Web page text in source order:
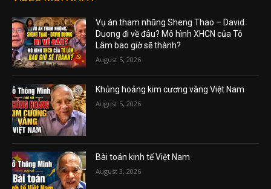
Vụ án tham nhũng Sheng Thao – David
Duong đi về đâu? Mô hình XHCN của Tô
Lâm bao giờ sẽ thành?
August 5, 2026
Khủng hoảng kim cương vàng Việt Nam
August 5, 2026
Bài toán kinh tế Việt Nam
August 3, 2026